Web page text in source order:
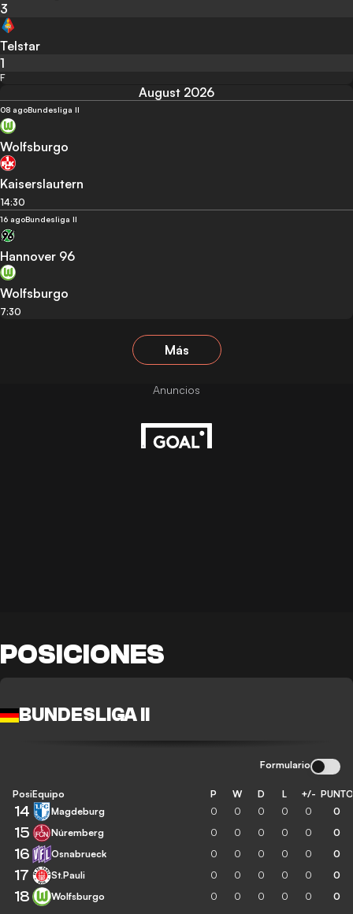
3
Telstar
1
F
August 2026
08 agoBundesliga II
Wolfsburgo
Kaiserslautern
14:30
16 agoBundesliga II
Hannover 96
Wolfsburgo
7:30
Más
POSICIONES
BUNDESLIGA II
Formulario
Posición
Equipo P W D L +/-
14 Magdeburg 0 0 0 0 0 0
15 Núremberg 0 0 0 0 0 0
16 Osnabrueck 0 0 0 0 0 0
17 St.Pauli 0 0 0 0 0 0
18 Wolfsburgo 0 0 0 0 0 0